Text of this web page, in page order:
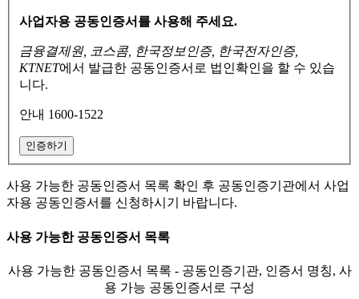
사업자용 공동인증서를 사용해 주세요.
금융결제원, 코스콤, 한국정보인증, 한국전자인증,
KTNET에서 발급한 공동인증서로 법인확인을 할 수 있습
니다.
안내 1600-1522
인증하기
사용 가능한 공동인증서 목록 확인 후 공동인증기관에서 사업
자용 공동인증서를 신청하시기 바랍니다.
사용 가능한 공동인증서 목록
사용 가능한 공동인증서 목록 - 공동인증기관, 인증서 명칭, 사
용 가능 공동인증서로 구성